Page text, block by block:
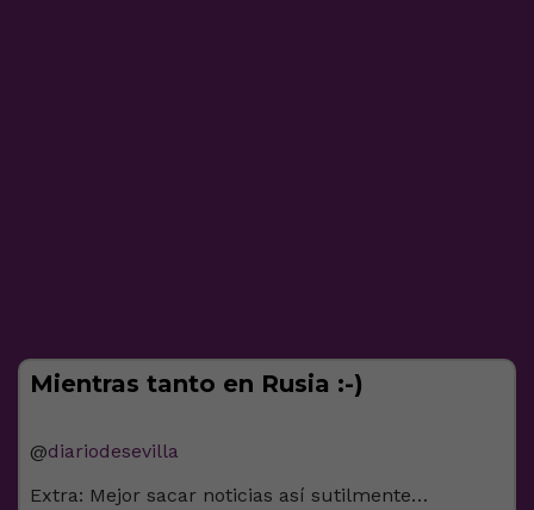
Mientras tanto en Rusia :-)
@diariodesevilla
Extra: Mejor sacar noticias así sutilmente…